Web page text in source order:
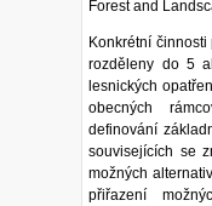
Forest and
Konkrétní
rozděleny do 5
lesnických
obecných
definování
souvisejících se
možných
přiřazení